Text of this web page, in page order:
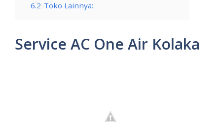
6.2 Toko Lainnya:
Service AC One Air Kolaka